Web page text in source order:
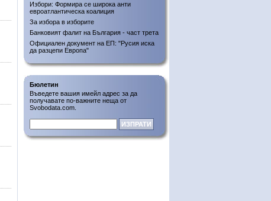
Избори: Формира се широка анти
евроатлантическа коалиция
За избора в изборите
Банковият фалит на България - част трета
Официален документ на ЕП: "Русия иска
да разцепи Европа"
Бюлетин
Въведете вашия имейл адрес за да
получавате по-важните неща от
Svobodata.com.